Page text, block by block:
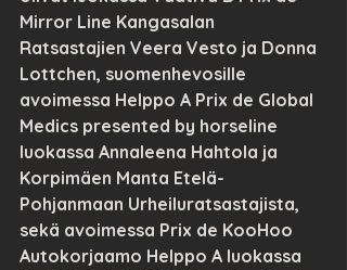
Mirror Line Kangasalan
Ratsastajien Veera Vesto ja Donna
Lottchen, suomenhevosille
avoimessa Helppo A Prix de Global
Medics presented by horseline
luokassa Annaleena Hahtola ja
Korpimäen Manta Etelä-
Pohjanmaan Urheiluratsastajista,
sekä avoimessa Prix de KooHoo
Autokorjaamo Helppo A luokassa